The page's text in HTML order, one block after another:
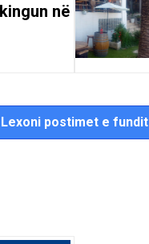
në
Lexoni postimet e fundit